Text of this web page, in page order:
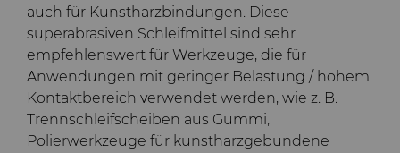
auch für Kunstharzbindungen. Diese
superabrasiven Schleifmittel sind sehr
empfehlenswert für Werkzeuge, die für
Anwendungen mit geringer Belastung / hohem
Kontaktbereich verwendet werden, wie z. B.
Trennschleifscheiben aus Gummi,
Polierwerkzeuge für kunstharzgebundene